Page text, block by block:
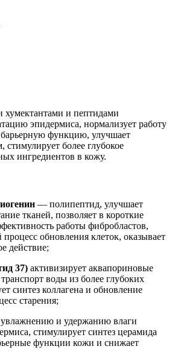
и пептидами
эпидермиса, нормализует работу
функцию, улучшает
стимулирует более глубокое
ингредиентов в кожу.
— полипептид, улучшает
тканей, позволяет в короткие
работы фибробластов,
процесс обновления клеток, оказывает
действие;
37) активизирует аквапориновые
воды из более глубоких
синтез коллагена и обновление
старения;
увлажнению и удержанию влаги
стимулирует синтез церамида
функции кожи и снижает